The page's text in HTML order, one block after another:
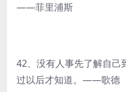
——菲里浦斯
42、没有人事先了解自己
过以后才知道。——歌德